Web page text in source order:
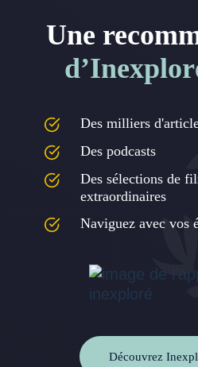
Une
Des milliers
Des podcasts
Des sélections de
extraordinaires
Naviguez avec vos
Découvrez